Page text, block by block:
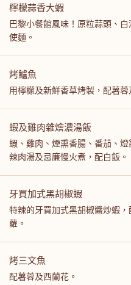
檸檬蒜香大蝦
巴黎小餐館風味！原粒蒜頭、
使麵。
烤鱸魚
用檸檬及新鮮香草烤製，配薯蓉
蝦及雞肉雜燴濃湯飯
蝦、雞肉、煙熏香腸、番茄、
辣肉湯及忌廉慢火煮，配白飯。
牙買加式黑胡椒蝦
特辣的牙買加式黑胡椒醬炒蝦
蘿。
烤三文魚
配薯蓉及西蘭花。